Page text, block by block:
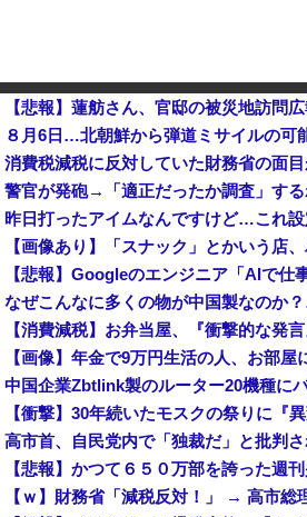
【悲報】Googleのエンジニア「AIで仕
なぜこんなに多くの物が中国製なのか
【衝撃】30年続いたモスクの祭りに『
高市首、自民党内で「独裁だ」と批判